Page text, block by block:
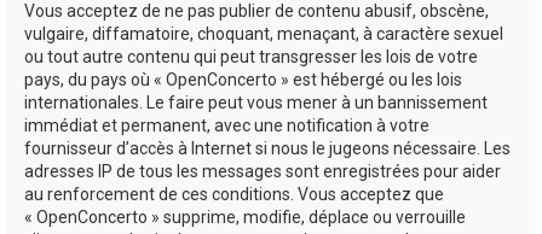
Vous acceptez de ne pas publier de contenu abusif, obscène,
vulgaire, diffamatoire, choquant, menaçant, à caractère sexuel
ou tout autre contenu qui peut transgresser les lois de votre
pays, du pays où « OpenConcerto » est hébergé ou les lois
internationales. Le faire peut vous mener à un bannissement
immédiat et permanent, avec une notification à votre
fournisseur d’accès à Internet si nous le jugeons nécessaire. Les
adresses IP de tous les messages sont enregistrées pour aider
au renforcement de ces conditions. Vous acceptez que
« OpenConcerto » supprime, modifie, déplace ou verrouille